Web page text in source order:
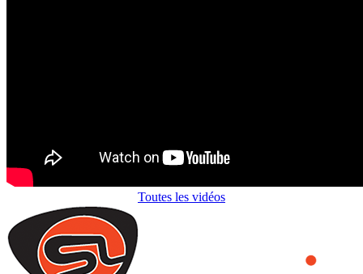
Toutes les vidéos